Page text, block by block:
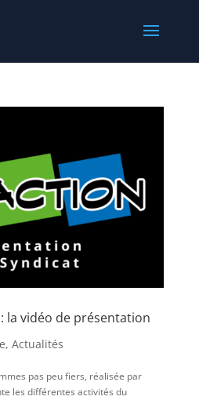
la vidéo de présentation
, Actualités
pas peu fiers, réalisée par
les différentes activités du